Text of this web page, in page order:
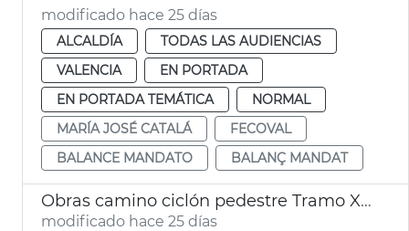
modificado hace 25 días
ALCALDÍA
TODAS LAS AUDIENCIAS
VALENCIA
EN PORTADA
EN PORTADA TEMÁTICA
NORMAL
MARÍA JOSÉ CATALÁ
FECOVAL
BALANCE MANDATO
BALANÇ MANDAT
Obras camino ciclón pedestre Tramo XVI Turia Pont Astilleros València
modificado hace 25 días